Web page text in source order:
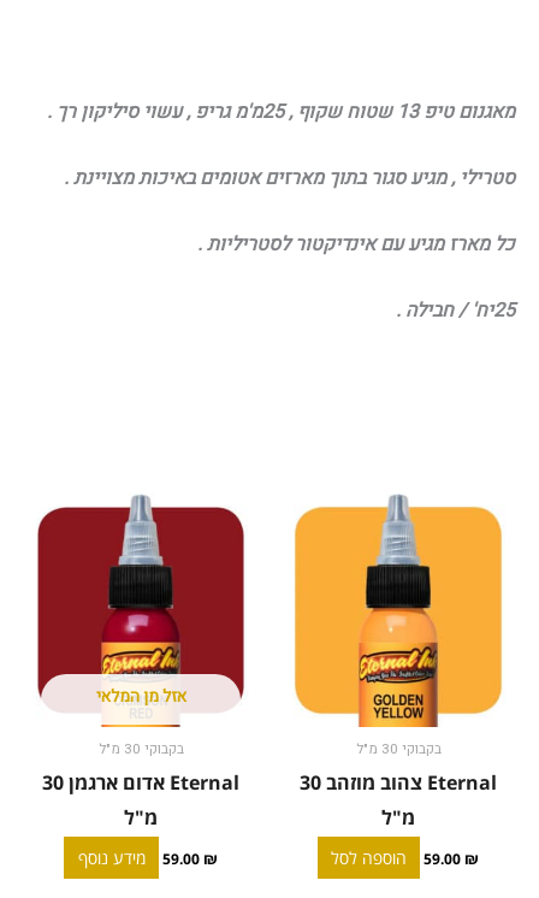
מאגנום טיפ 13 שטוח שקוף , 25מ'מ גריפ , עשוי סיליקון רך .
סטרילי , מגיע סגור בתוך מארזים אטומים באיכות מצויינת .
כל מארז מגיע עם אינדיקטור לסטריליות .
25יח' / חבילה .
בקבוקי 30 מ"ל
Eternal צהוב מוזהב 30
מ"ל
59.00 ₪ הוספה לסל
אזל מן המלאי
בקבוקי 30 מ"ל
Eternal אדום ארגמן 30
מ"ל
59.00 ₪ מידע נוסף